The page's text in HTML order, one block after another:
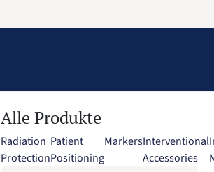
Alle Produkte
Radiation
Protection
Patient
Positioning
MarkersInterventional
Accessories